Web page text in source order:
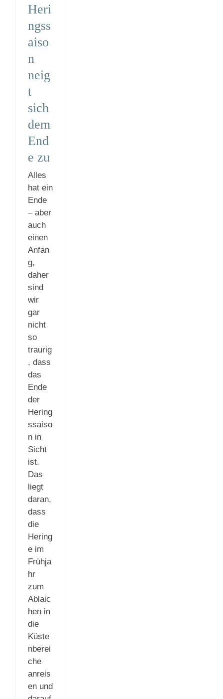
Heri
ngss
aiso
n
neig
t
sich
dem
End
e zu
Alles
hat ein
Ende
– aber
auch
einen
Anfan
g,
daher
sind
wir
gar
nicht
so
traurig
, dass
das
Ende
der
Hering
ssaiso
n in
Sicht
ist.
Das
liegt
daran,
dass
die
Hering
e im
Frühja
hr
zum
Ablaic
hen in
die
Küste
nberei
che
anreis
en und